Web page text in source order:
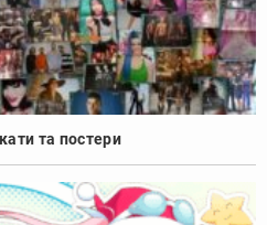
та постери